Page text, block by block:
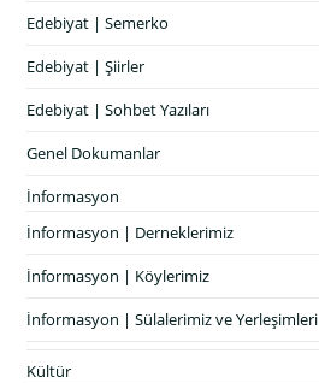
Edebiyat | Semerko
Edebiyat | Şiirler
Edebiyat | Sohbet Yazıları
Genel Dokumanlar
İnformasyon
İnformasyon | Derneklerimiz
İnformasyon | Köylerimiz
İnformasyon | Sülalerimiz ve Yerleşimleri
Kültür